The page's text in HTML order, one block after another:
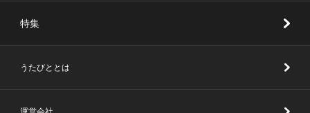
特集
うたびととは